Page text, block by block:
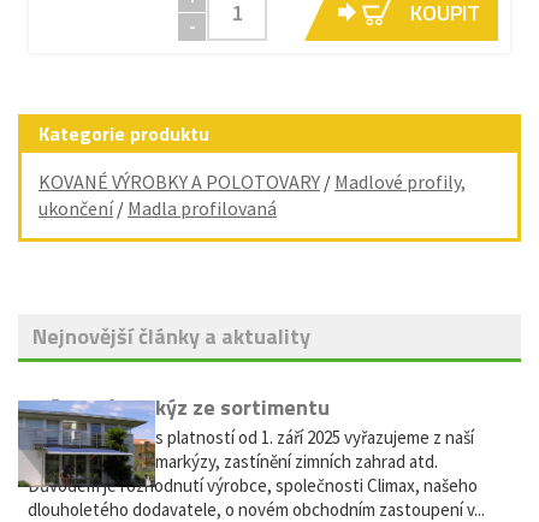
-
KOUPIT
Kategorie produktu
KOVANÉ VÝROBKY A POLOTOVARY / Madlové profily,
ukončení/ Madla profilovaná
Nejnovější články a aktuality
Vyřazení markýz ze sortimentu
Vážení zákazníci, s platností od 1. září 2025 vyřazujeme z naší
nabídky výsuvné markýzy, zastínění zimních zahrad atd.
Důvodem je rozhodnutí výrobce, společnosti Climax, našeho
dlouholetého dodavatele, o novém obchodním zastoupení v...